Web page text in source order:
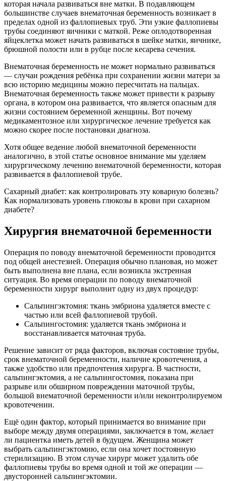
которая начала развиваться вне матки. В подавляющем
большинстве случаев внематочная беременность возникает в
пределах одной из фаллопиевых труб. Эти узкие фаллопиевы
трубы соединяют яичники с маткой. Реже оплодотворенная
яйцеклетка может начать развиваться в шейке матки, яичнике,
брюшной полости или в рубце после кесарева сечения.
Внематочная беременность не может нормально развиваться
— случаи рождения ребёнка при сохранении жизни матери за
всю историю медицины можно пересчитать на пальцах.
Внематочная беременность также может привести к разрыву
органа, в котором она развивается, что является опасным для
жизни состоянием беременной женщины. Вот почему
медикаментозное или хирургическое лечение требуется как
можно скорее после постановки диагноза.
Хотя общее ведение любой внематочной беременности
аналогично, в этой статье основное внимание мы уделяем
хирургическому лечению внематочной беременности, которая
развивается в фаллопиевой трубе.
Сахарный диабет: как контролировать эту коварную болезнь?
Как нормализовать уровень глюкозы в крови при сахарном
диабете?
Хирургия внематочной беременности
Операция по поводу внематочной беременности проводится
под общей анестезией. Операция обычно плановая, но может
быть выполнена вне плана, если возникла экстренная
ситуация. Во время операции по поводу внематочной
беременности хирург выполнит одну из двух процедур:
Сальпингэктомия: ткань эмбриона удаляется вместе с
частью или всей фаллопиевой трубой.
Сальпингостомия: удаляется ткань эмбриона и
восстанавливается маточная труба.
Решение зависит от ряда факторов, включая состояние трубы,
срок внематочной беременности, наличие кровотечения, а
также удобство или предпочтения хирурга. В частности,
сальпингэктомия, а не сальпингостомия, показана при
разрыве или обширном повреждении маточной трубы,
большой внематочной беременности и/или неконтролируемом
кровотечении.
Ещё один фактор, который принимается во внимание при
выборе между двумя операциями, заключается в том, желает
ли пациентка иметь детей в будущем. Женщина может
выбрать сальпингэктомию, если она хочет постоянную
стерилизацию. В этом случае хирург может удалить обе
фаллопиевы трубы во время одной и той же операции —
двусторонней сальпингэктомии.